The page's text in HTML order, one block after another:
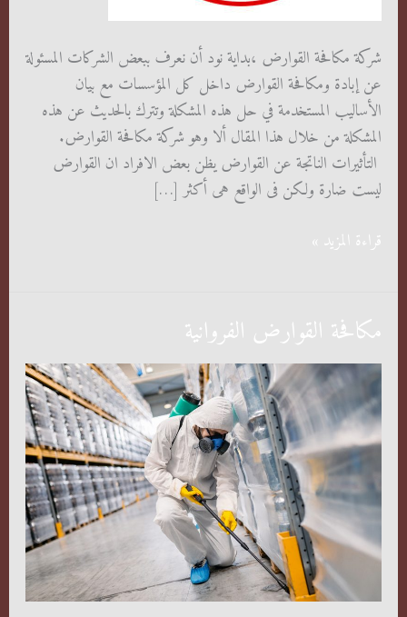
شركة مكافحة القوارض ،بداية نود أن نعرف ببعض الشركات المسئولة
عن إبادة ومكافحة القوارض داخل كل المؤسسات مع بيان
الأساليب المستخدمة في حل هذه المشكلة وتترك بالحديث عن هذه
المشكلة من خلال هذا المقال ألا وهو شركة مكافحة القوارض.
التأثيرات الناتجة عن القوارض يظن بعض الافراد ان القوارض
ليست ضارة ولكن فى الواقع هى أكثر […]
شركة
قراءة المزيد »
مكافحة القوارض الفروانية